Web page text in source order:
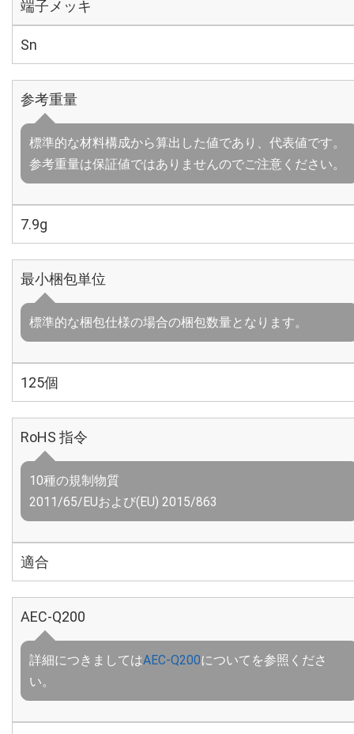
端子メッキ
Sn
参考重量
標準的な材料構成から算出した値であり、代表値です。
参考重量は保証値ではありませんのでご注意ください。
7.9g
最小梱包単位
標準的な梱包仕様の場合の梱包数量となります。
125個
RoHS 指令
10種の規制物質
2011/65/EUおよび(EU) 2015/863
適合
AEC-Q200
詳細につきましてはAEC-Q200についてを参照くださ
い。